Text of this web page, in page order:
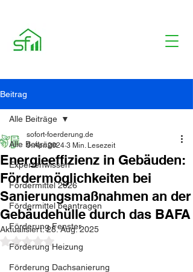
Beitrag
Alle Beiträge
Expertenwissen
Fördermittel 2026
Fördermittel beantragen
Förderung Fenster
Förderung Heizung
Förderung Dachsanierung
Alle Beiträge
Energieeffizienz in Gebäuden:
Fördermöglichkeiten bei
Sanierungsmaßnahmen an der
Gebäudehülle durch das BAFA
sofort-foerderung.de
9. Apr. 2024 3 Min. Lesezeit
Aktualisiert:28. Aug. 2025
Mit NaN von 5 Sternen bewertet.